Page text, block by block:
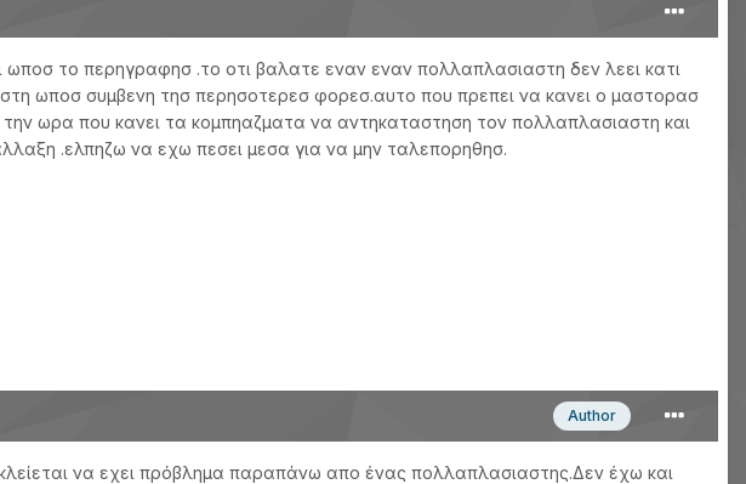
το περηγραφησ .το οτι βαλατε εναν εναν πολλαπλασιαστη δεν λεει κατι
ωποσ συμβενη τησ περησοτερεσ φορεσ.αυτο που πρεπει να κανει ο μαστορασ
την ωρα που κανει τα κομπηαζματα να αντηκαταστηση τον πολλαπλασιαστη και
.ελπηζω να εχω πεσει μεσα για να μην ταλεπορηθησ.
Author
να εχει πρόβλημα παραπάνω απο ένας πολλαπλασιαστης.Δεν έχω και